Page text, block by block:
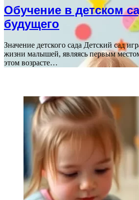
Обучение в детском
будущего
Значение детского сада Детский сад
жизни малышей, являясь первым
этом возрасте…